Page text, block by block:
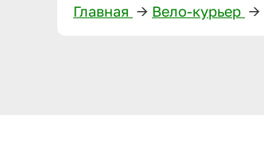
Главная —> Вело-курьер —>